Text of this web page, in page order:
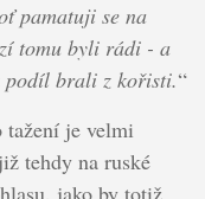
pamatuji se na
tomu byli rádi - a
brali z kořisti.“
tažení je velmi
tehdy na ruské